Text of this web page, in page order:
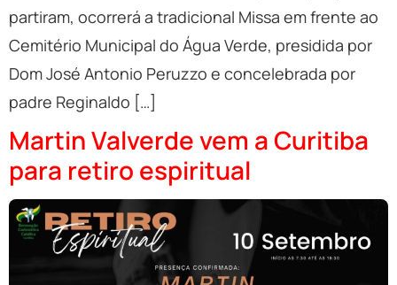
partiram, ocorrerá a tradicional Missa em frente ao
Cemitério Municipal do Água Verde, presidida por
Dom José Antonio Peruzzo e concelebrada por
padre Reginaldo […]
Martin Valverde vem a Curitiba
para retiro espiritual